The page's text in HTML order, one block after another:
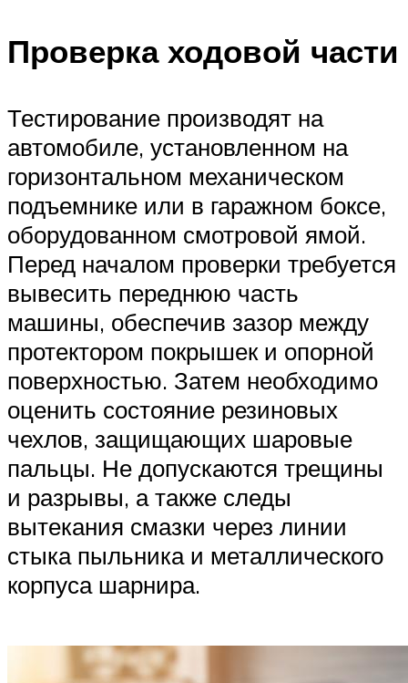
Проверка ходовой части
Тестирование производят на
автомобиле, установленном на
горизонтальном механическом
подъемнике или в гаражном боксе,
оборудованном смотровой ямой.
Перед началом проверки требуется
вывесить переднюю часть
машины, обеспечив зазор между
протектором покрышек и опорной
поверхностью. Затем необходимо
оценить состояние резиновых
чехлов, защищающих шаровые
пальцы. Не допускаются трещины
и разрывы, а также следы
вытекания смазки через линии
стыка пыльника и металлического
корпуса шарнира.